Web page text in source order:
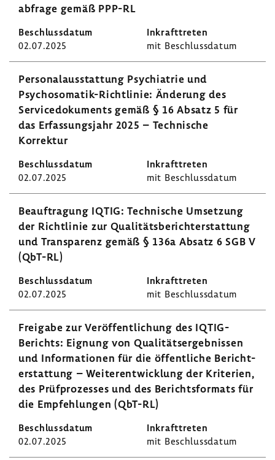
ab­frage gemäß PPP-RL
02.07.2025 mit Beschluss­datum
Perso­nal­aus­stat­tung Psych­ia­trie und
Psychosomatik-​Richtlinie: Ände­rung des
Servi­ce­do­ku­ments gemäß § 16 Absatz 5 für
das Erfas­sungs­jahr 2025 – Tech­ni­sche
Korrektur
02.07.2025 mit Beschluss­datum
Beauf­tra­gung IQTIG: Tech­ni­sche Umset­zung
der Richt­linie zur Quali­täts­be­richt­erstat­tung
und Trans­pa­renz gemäß § 136a Absatz 6 SGB V
(QbT-RL)
02.07.2025 mit Beschluss­datum
Frei­gabe zur Veröf­fent­li­chung des IQTIG-​
Berichts: Eignung von Quali­täts­er­geb­nissen
und Infor­ma­tionen für die öffent­liche Bericht­
erstat­tung – Weiter­ent­wick­lung der Krite­rien,
des Prüf­pro­zesses und des Berichts­for­mats für
die Empfeh­lungen (QbT-RL)
02.07.2025 mit Beschluss­datum